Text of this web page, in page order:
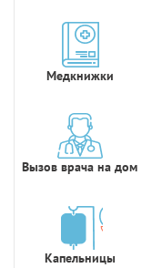
Медкнижки
Вызов врача на дом
Капельницы